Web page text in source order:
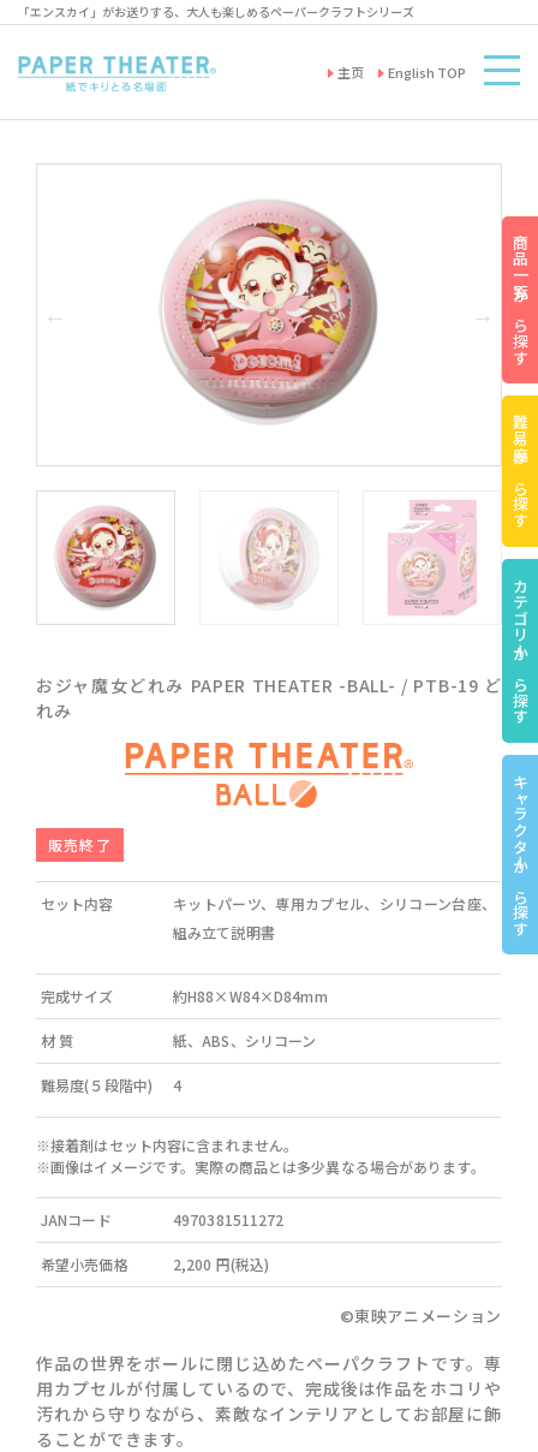
「エンスカイ」がお送りする、大人も楽しめるペーパークラフトシリーズ
主页 English TOP
おジャ魔女どれみ PAPER THEATER -BALL- / PTB-19 ど
れみ
販売終了
セット内容
キットパーツ、専用カプセル、シリコーン台座、
組み立て説明書
完成サイズ 約H88×W84×D84mm
材 質 紙、ABS、シリコーン
難易度(５段階中) 4
※接着剤はセット内容に含まれません。
※画像はイメージです。実際の商品とは多少異なる場合があります。
JANコード 4970381511272
希望小売価格 2,200 円(税込)
©東映アニメーション
作品の世界をボールに閉じ込めたペーパクラフトです。専
用カプセルが付属しているので、完成後は作品をホコリや
汚れから守りながら、素敵なインテリアとしてお部屋に飾
ることができます。
商品一覧から探す
難易度から探す
カテゴリーから探す
キャラクターから探す